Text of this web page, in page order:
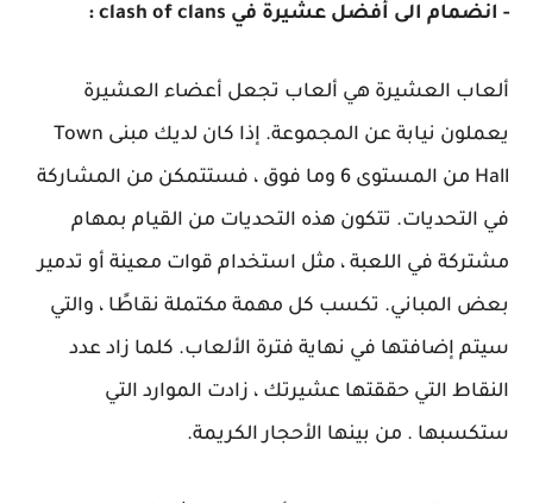
- انضمام الى أفضل عشيرة في clash of clans :
ألعاب العشيرة هي ألعاب تجعل أعضاء العشيرة
يعملون نيابة عن المجموعة. إذا كان لديك مبنى Town
Hall من المستوى 6 وما فوق ، فستتمكن من المشاركة
في التحديات. تتكون هذه التحديات من القيام بمهام
مشتركة في اللعبة ، مثل استخدام قوات معينة أو تدمير
بعض المباني. تكسب كل مهمة مكتملة نقاطًا ، والتي
سيتم إضافتها في نهاية فترة الألعاب. كلما زاد عدد
النقاط التي حققتها عشيرتك ، زادت الموارد التي
ستكسبها . من بينها الأحجار الكريمة.